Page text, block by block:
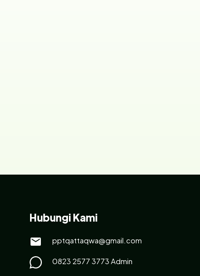
Hubungi Kami
pptqattaqwa@gmail.com
0823 2577 3773 Admin